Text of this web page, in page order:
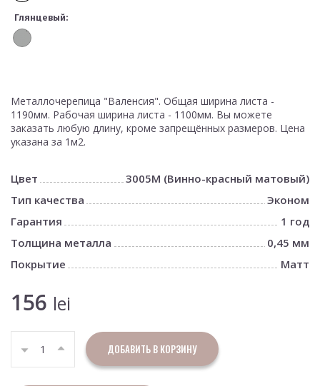
Глянцевый:
Металлочерепица "Валенсия". Общая ширина листа -
1190мм. Рабочая ширина листа - 1100мм. Вы можете
заказать любую длину, кроме запрещённых размеров. Цена
указана за 1м2.
Цвет
3005M (Винно-красный матовый)
Тип качества
Эконом
Гарантия
1 год
Толщина металла
0,45 мм
Покрытие
Матт
156 lei
ДОБАВИТЬ В КОРЗИНУ